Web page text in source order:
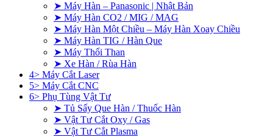
➤ Máy Hàn – Panasonic | Nhật Bản
➤ Máy Hàn CO2 / MIG / MAG
➤ Máy Hàn Một Chiều – Máy Hàn Xoay Chiều
➤ Máy Hàn TIG / Hàn Que
➤ Máy Thổi Than
➤ Xe Hàn / Rùa Hàn
4> Máy Cắt Laser
5> Máy Cắt CNC
6> Phụ Tùng Vật Tư
➤ Tủ Sấy Que Hàn / Thuốc Hàn
➤ Vật Tư Cắt Oxy / Gas
➤ Vật Tư Cắt Plasma